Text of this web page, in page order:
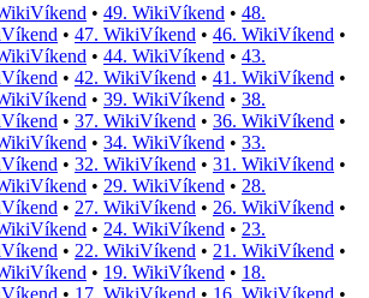
• 49. WikiVíkend • 48.
• 47. WikiVíkend • 46. WikiVíkend •
• 44. WikiVíkend • 43.
• 42. WikiVíkend • 41. WikiVíkend •
• 39. WikiVíkend • 38.
• 37. WikiVíkend • 36. WikiVíkend •
• 34. WikiVíkend • 33.
• 32. WikiVíkend • 31. WikiVíkend •
• 29. WikiVíkend • 28.
• 27. WikiVíkend • 26. WikiVíkend •
• 24. WikiVíkend • 23.
• 22. WikiVíkend • 21. WikiVíkend •
• 19. WikiVíkend • 18.
• 17. WikiVíkend • 16. WikiVíkend •